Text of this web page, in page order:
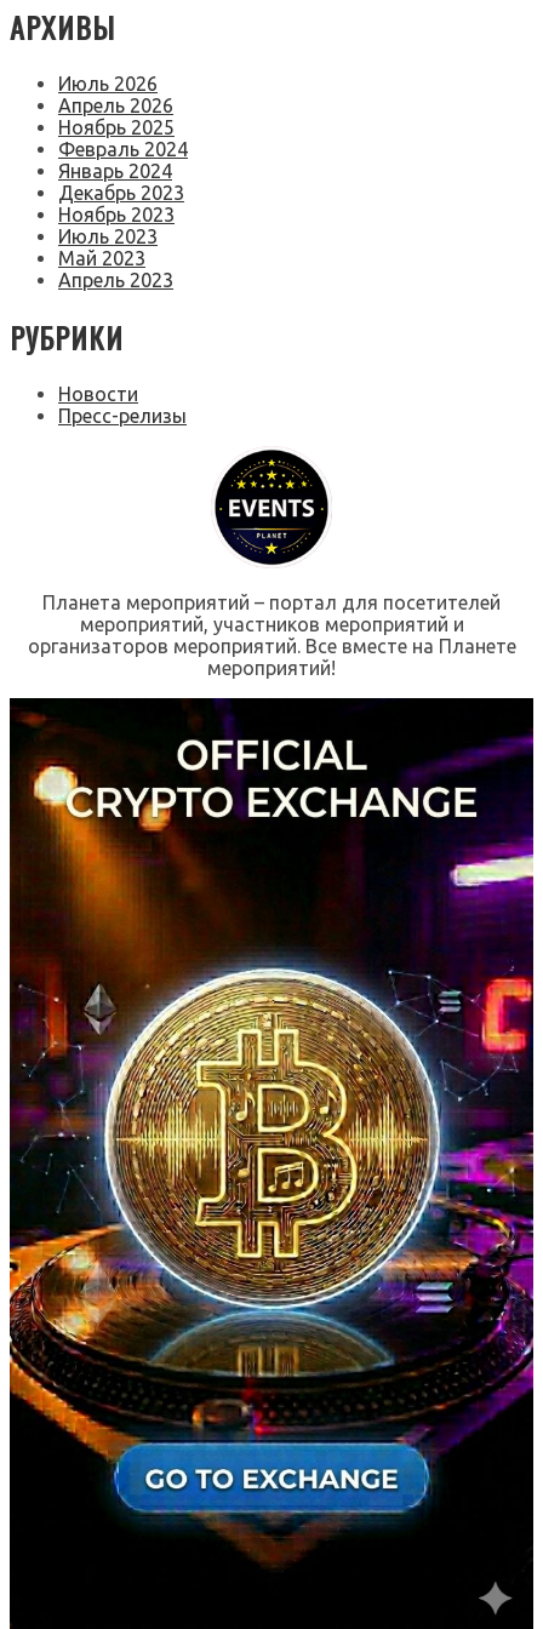
АРХИВЫ
Июль 2026
Апрель 2026
Ноябрь 2025
Февраль 2024
Январь 2024
Декабрь 2023
Ноябрь 2023
Июль 2023
Май 2023
Апрель 2023
РУБРИКИ
Новости
Пресс-релизы
Планета мероприятий – портал для посетителей
мероприятий, участников мероприятий и
организаторов мероприятий. Все вместе на Планете
мероприятий!